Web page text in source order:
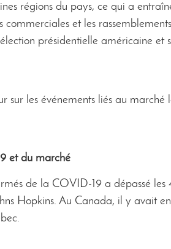
régions du pays, ce qui a
et les
présidentielle américaine
sur les événements liés au
et du marché
de la COVID-19 a dépassé
Hopkins. Au Canada, il y avait